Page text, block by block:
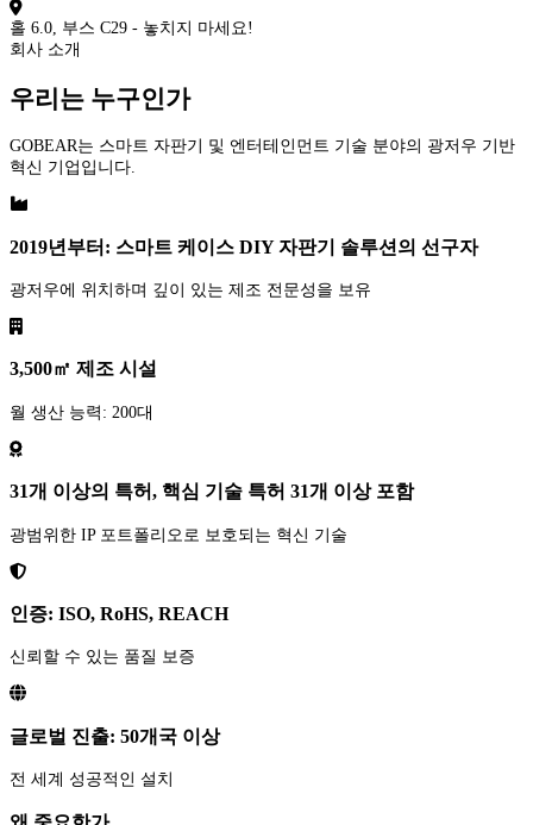
홀 6.0, 부스 C29 - 놓치지 마세요!
회사 소개
우리는 누구인가
GOBEAR는 스마트 자판기 및 엔터테인먼트 기술 분야의 광저우 기반
혁신 기업입니다.
2019년부터: 스마트 케이스 DIY 자판기 솔루션의 선구자
광저우에 위치하며 깊이 있는 제조 전문성을 보유
3,500㎡ 제조 시설
월 생산 능력: 200대
31개 이상의 특허, 핵심 기술 특허 31개 이상 포함
광범위한 IP 포트폴리오로 보호되는 혁신 기술
인증: ISO, RoHS, REACH
신뢰할 수 있는 품질 보증
글로벌 진출: 50개국 이상
전 세계 성공적인 설치